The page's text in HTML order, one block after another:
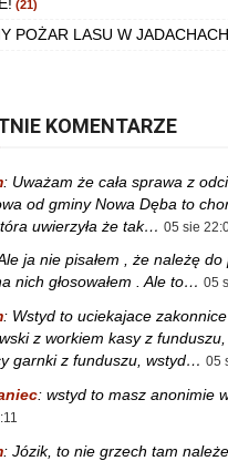
(21)
POŻAR LASU W
KOMENTARZE
: Uważam że cała sprawa z
od gminy Nowa Dęba to
uwierzyła że tak… 05 sie
ja nie pisałem , że należę do
nich głosowałem . Ale to… 05
: Wstyd to uciekajace
z workiem kasy z
garnki z funduszu, wstyd… 05
: wstyd to masz anonimie
: Józik, to nie grzech tam